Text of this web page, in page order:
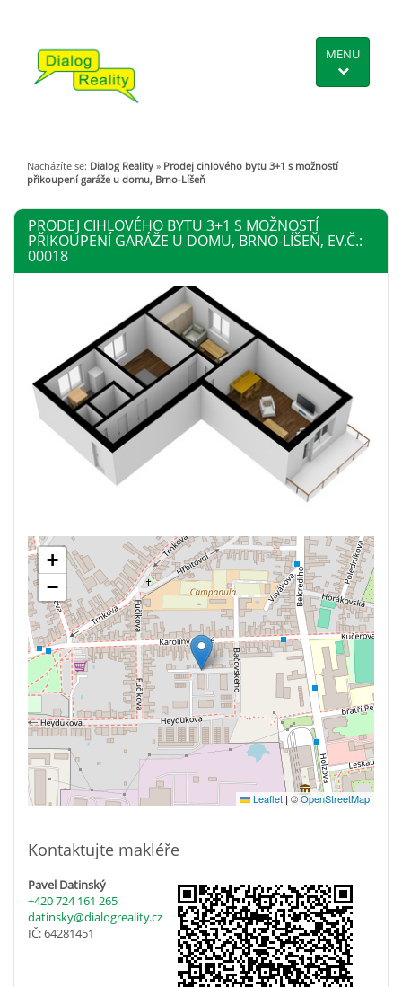
MENU
Nacházíte se: Dialog Reality » Prodej cihlového bytu 3+1 s možností
přikoupení garáže u domu, Brno-Líšeň
PRODEJ CIHLOVÉHO BYTU 3+1 S MOŽNOSTÍ
PŘIKOUPENÍ GARÁŽE U DOMU, BRNO-LÍŠEŇ, EV.Č.:
00018
+
−
Leaflet | ©OpenStreetMap
Kontaktujte makléře
Pavel Datinský
+420 724 161 265
datinsky@dialogreality.cz
IČ: 64281451